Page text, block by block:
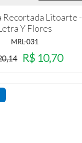
Recortada Litoarte -
Y Flores
MRL-031
R$ 10,70